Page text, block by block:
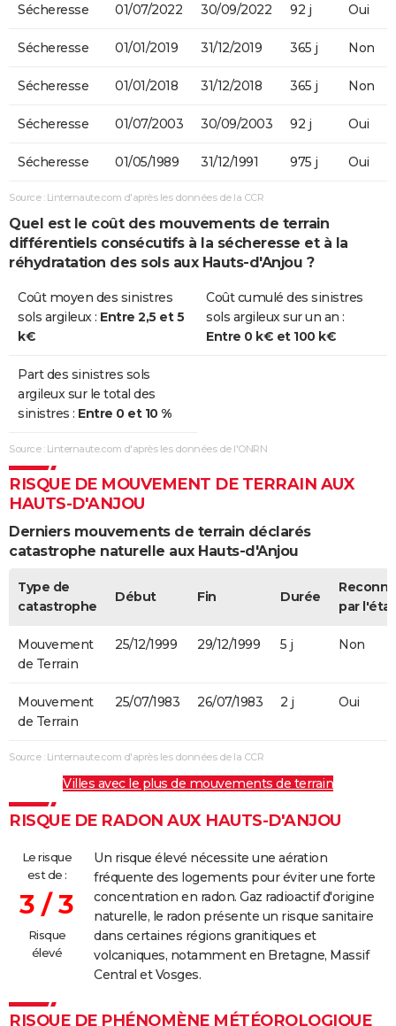
Sécheresse 01/07/2022 30/09/2022 92 j Oui
Sécheresse 01/01/2019 31/12/2019 365 j Non
Sécheresse 01/01/2018 31/12/2018 365 j Non
Sécheresse 01/07/2003 30/09/2003 92 j Oui
Sécheresse 01/05/1989 31/12/1991 975 j Oui
Source : Linternaute.com d'après les données de la CCR
Quel est le coût des mouvements de terrain
différentiels consécutifs à la sécheresse et à la
réhydratation des sols aux Hauts-d'Anjou ?
Coût moyen des sinistres
sols argileux : Entre 2,5 et 5
k€
Coût cumulé des sinistres
sols argileux sur un an :
Entre 0 k€ et 100 k€
Part des sinistres sols
argileux sur le total des
sinistres : Entre 0 et 10 %
Source : Linternaute.com d'après les données de l'ONRN
RISQUE DE MOUVEMENT DE TERRAIN AUX
HAUTS-D'ANJOU
Derniers mouvements de terrain déclarés
catastrophe naturelle aux Hauts-d'Anjou
Type de
catastrophe
Début Fin Durée
par l'état
Mouvement
de Terrain
25/12/1999 29/12/1999 5 j Non
Mouvement
de Terrain
25/07/1983 26/07/1983 2 j Oui
Source : Linternaute.com d'après les données de la CCR
Villes avec le plus de mouvements de terrain
RISQUE DE RADON AUX HAUTS-D'ANJOU
Le risque
est de :
3 / 3
Risque
élevé
Un risque élevé nécessite une aération
fréquente des logements pour éviter une forte
concentration en radon. Gaz radioactif d'origine
naturelle, le radon présente un risque sanitaire
dans certaines régions granitiques et
volcaniques, notamment en Bretagne, Massif
Central et Vosges.
RISQUE DE PHÉNOMÈNE MÉTÉOROLOGIQUE